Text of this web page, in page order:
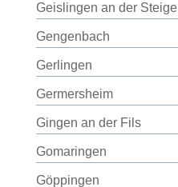
Geislingen an der Steige
Gengenbach
Gerlingen
Germersheim
Gingen an der Fils
Gomaringen
Göppingen